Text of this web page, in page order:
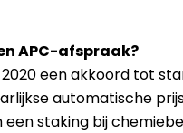
APC-afspraak?
een akkoord tot
automatische
een staking bij